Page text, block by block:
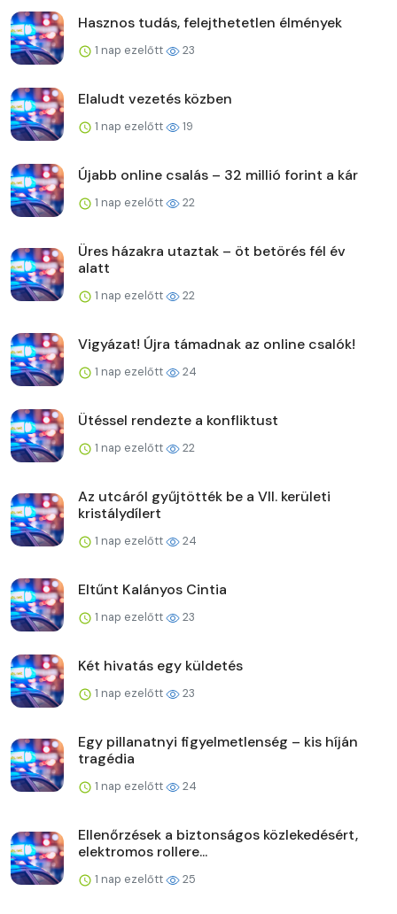
Hasznos tudás, felejthetetlen élmények
1 nap ezelőtt 23
Elaludt vezetés közben
1 nap ezelőtt 19
Újabb online csalás – 32 millió forint a kár
1 nap ezelőtt 22
Üres házakra utaztak – öt betörés fél év
alatt
1 nap ezelőtt 22
Vigyázat! Újra támadnak az online csalók!
1 nap ezelőtt 24
Ütéssel rendezte a konfliktust
1 nap ezelőtt 22
Az utcáról gyűjtötték be a VII. kerületi
kristálydílert
1 nap ezelőtt 24
Eltűnt Kalányos Cintia
1 nap ezelőtt 23
Két hivatás egy küldetés
1 nap ezelőtt 23
Egy pillanatnyi figyelmetlenség – kis híján
tragédia
1 nap ezelőtt 24
Ellenőrzések a biztonságos közlekedésért,
elektromos rollere...
1 nap ezelőtt 25